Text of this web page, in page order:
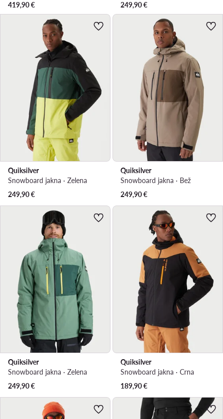
419,90€
249,90€
Quiksilver
Snowboard jakna · Zelena
249,90€
Quiksilver
Snowboard jakna · Bež
249,90€
Quiksilver
Snowboard jakna · Zelena
249,90€
Quiksilver
Snowboard jakna · Crna
189,90€